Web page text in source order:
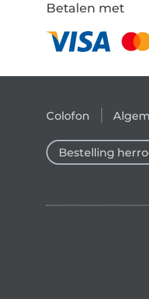
Betalen met
Colofon
Bestelling